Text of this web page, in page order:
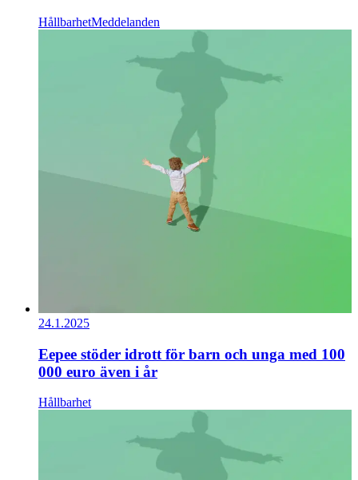
HållbarhetMeddelanden
24.1.2025
Eepee stöder idrott för barn och unga med 100
000 euro även i år
Hållbarhet